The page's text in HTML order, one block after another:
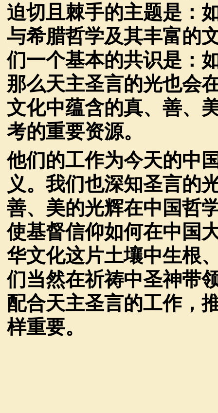
迫切且棘手的主题是：
与希腊哲学及其丰富的
们一个基本的共识是：
那么天主圣言的光也会
文化中蕴含的真、善、
考的重要资源。
他们的工作为今天的中
义。我们也深知圣言的
善、美的光辉在中国哲
使基督信仰如何在中国
华文化这片土壤中生根
们当然在祈祷中圣神带
配合天主圣言的工作，
样重要。